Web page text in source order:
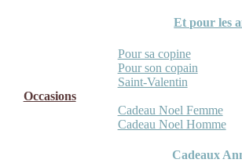
Et pour les
Pour sa copine
Pour son copain
Saint-Valentin
Occasions
Cadeau Noel Femme
Cadeau Noel Homme
Cadeaux